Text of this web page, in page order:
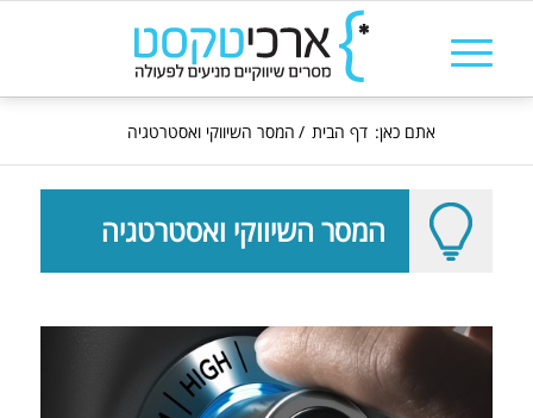
אתם כאן: דף הבית / המסר השיווקי ואסטרטגיה
המסר השיווקי ואסטרטגיה